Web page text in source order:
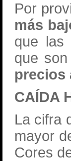
Por
más
que las
que son
precios
CAÍDA
La cifra
mayor
Cores